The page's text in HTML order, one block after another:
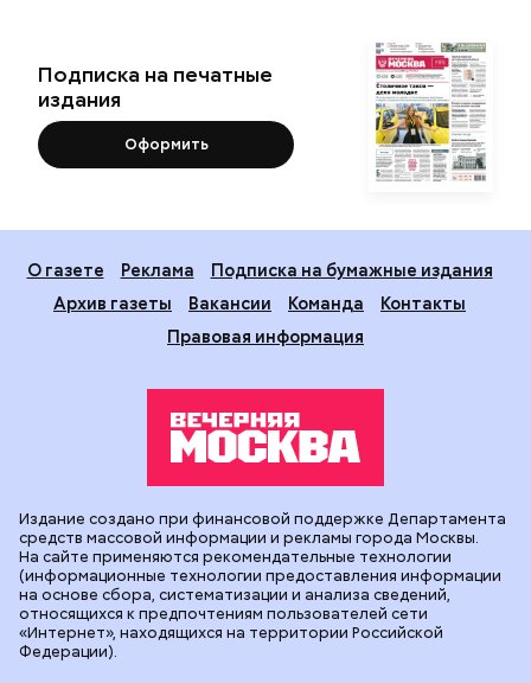
Подписка на печатные
издания
Оформить
О газете Реклама
Подписка на бумажные издания
Архив газеты
Вакансии Команда
Контакты
Правовая информация
Издание создано при финансовой поддержке Департамента
средств массовой информации и рекламы города Москвы.
На сайте применяются рекомендательные технологии
(информационные технологии предоставления информации
на основе сбора, систематизации и анализа сведений,
относящихся к предпочтениям пользователей сети
«Интернет», находящихся на территории Российской
Федерации).